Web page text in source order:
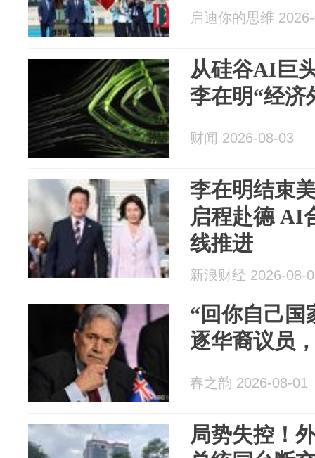
启迪你的思维
从硅谷AI巨
李在明“经济
财闻 2026-08-03
李在明结束
启程赴德 AI
线推进
新浪财经 2026-08-
“回你自己国
逐华裔议员
春之韵 2026-08-01
局势失控！